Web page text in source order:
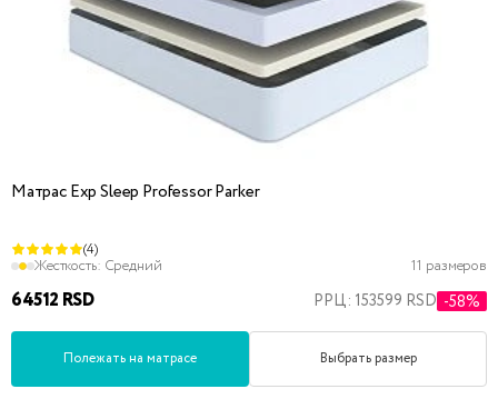
Матрас Exp Sleep Professor Parker
(4)
Жесткость: Средний 11 размеров
64512 RSD РРЦ: 153599 RSD -58%
Полежать на матрасе Выбрать размер